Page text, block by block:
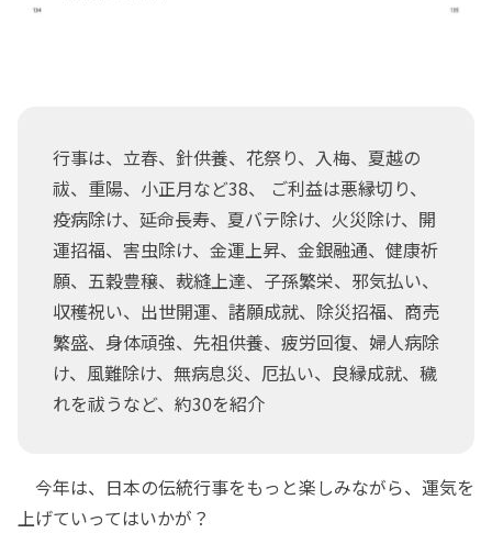
行事は、立春、針供養、花祭り、入梅、夏越の
祓、重陽、小正月など38、 ご利益は悪縁切り、
疫病除け、延命長寿、夏バテ除け、火災除け、開
運招福、害虫除け、金運上昇、金銀融通、健康祈
願、五穀豊穣、裁縫上達、子孫繁栄、邪気払い、
収穫祝い、出世開運、諸願成就、除災招福、商売
繁盛、身体頑強、先祖供養、疲労回復、婦人病除
け、風難除け、無病息災、厄払い、良縁成就、穢
れを祓うなど、約30を紹介
今年は、日本の伝統行事をもっと楽しみながら、運気を
上げていってはいかが？